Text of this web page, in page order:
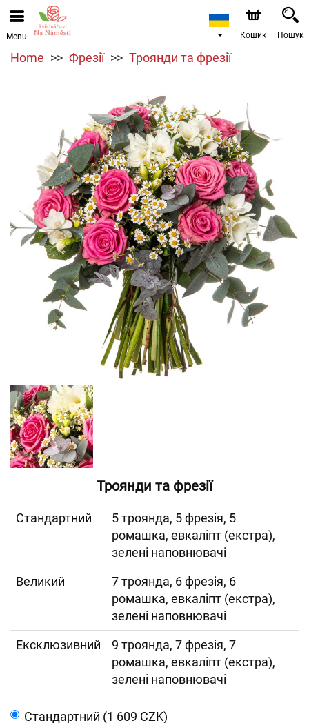
Menu Кошик Пошук
Home Фрезії Троянди та фрезії
Троянди та фрезії
Cтандартний
5 троянда, 5 фрезія, 5
ромашка, евкаліпт (екстра),
зелені наповнювачі
Великий
7 троянда, 6 фрезія, 6
ромашка, евкаліпт (екстра),
зелені наповнювачі
Ексклюзивний
9 троянда, 7 фрезія, 7
ромашка, евкаліпт (екстра),
зелені наповнювачі
Cтандартний (1 609 CZK)